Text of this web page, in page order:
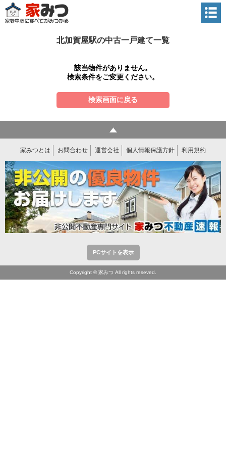
北加賀屋駅の中古一戸建て一覧
該当物件がありません。
検索条件をご変更ください。
検索画面に戻る
家みつとは お問合わせ 運営会社 個人情報保護方針 利用規約
PCサイトを表示
Copyright © 家みつ All rights reseved.